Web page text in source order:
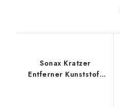
Sonax Kratzer
Entferner Kunststoff